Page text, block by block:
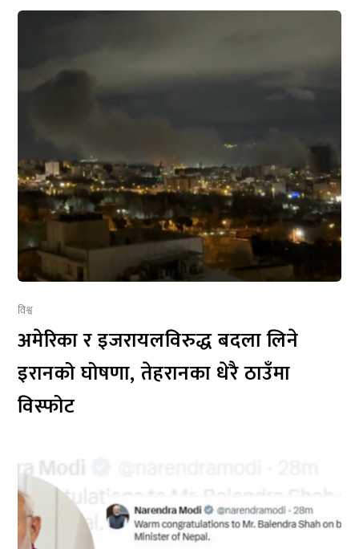
विश्व
अमेरिका र इजरायलविरुद्ध बदला लिने
इरानको घोषणा, तेहरानका धेरै ठाउँमा
विस्फोट